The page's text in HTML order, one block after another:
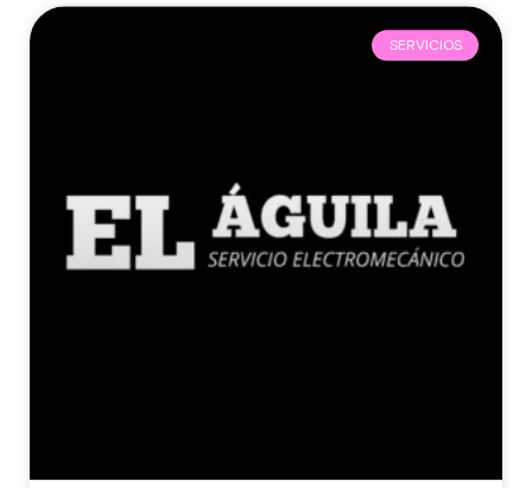
SERVICIOS